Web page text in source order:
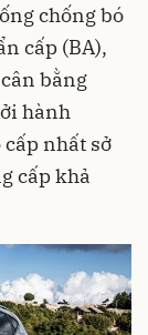
chống bó
cấp (BA),
bằng
hành
cấp nhất sở
cấp khả